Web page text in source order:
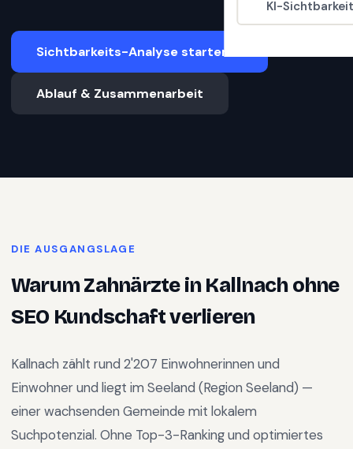
KI-
Sichtbarkeits-Analyse starten
Ablauf & Zusammenarbeit
DIE AUSGANGSLAGE
WarumZahnärzteinKallnachohne
SEO Kundschaft verlieren
Kallnach zählt rund 2'207 Einwohnerinnen und
Einwohner und liegt im Seeland (Region Seeland) —
einer wachsenden Gemeinde mit lokalem
Suchpotenzial. Ohne Top-3-Ranking und optimiertes